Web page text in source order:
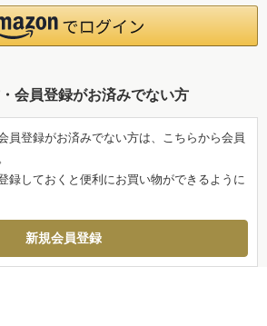
会員登録がお済みでない方
員登録がお済みでない方は、こちらから会員
録しておくと便利にお買い物ができるように